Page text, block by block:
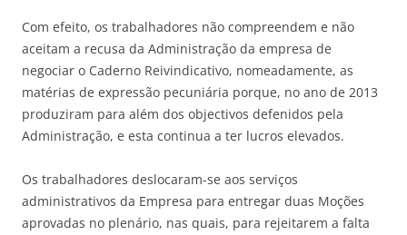
Com efeito, os trabalhadores não compreendem e não
aceitam a recusa da Administração da empresa de
negociar o Caderno Reivindicativo, nomeadamente, as
matérias de expressão pecuniária porque, no ano de 2013
produziram para além dos objectivos defenidos pela
Administração, e esta continua a ter lucros elevados.
Os trabalhadores deslocaram-se aos serviços
administrativos da Empresa para entregar duas Moções
aprovadas no plenário, nas quais, para rejeitarem a falta